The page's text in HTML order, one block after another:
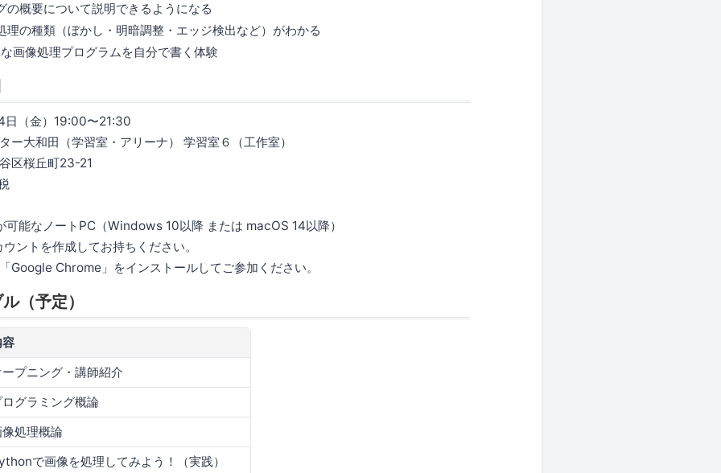
の概要について説明できるようになる
理の種類（ぼかし・明暗調整・エッジ検出など）がわかる
画像処理プログラムを自分で書く体験
日（金）19:00〜21:30
ー大和田（学習室・アリーナ） 学習室６（工作室）
丘町23-21
能なノートPC（Windows 10以降 または macOS 14以降）
を作成してお持ちください。
Chrome」をインストールしてご参加ください。
（予定）
プニング・講師紹介
グラミング概論
処理概論
で画像を処理してみよう！（実践）